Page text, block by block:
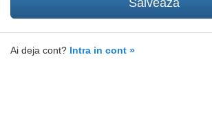
Ai deja cont? Intra in cont »